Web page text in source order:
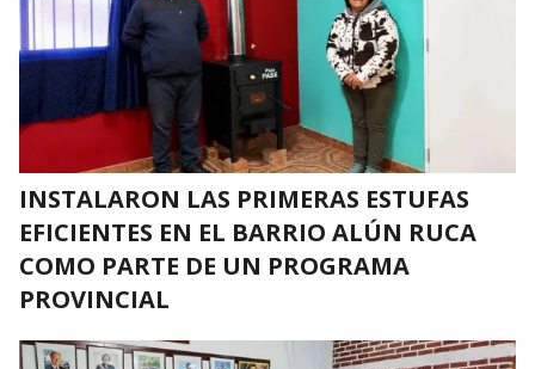
INSTALARON LAS PRIMERAS ESTUFAS
EFICIENTES EN EL BARRIO ALÚN RUCA
COMO PARTE DE UN PROGRAMA
PROVINCIAL